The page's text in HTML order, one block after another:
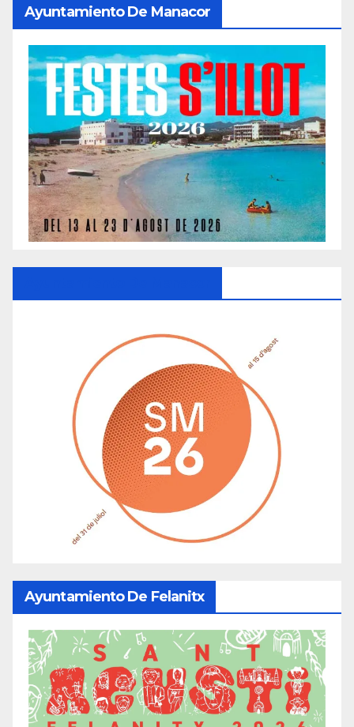
Ayuntamiento De Manacor
Ayuntamiento De Felanitx